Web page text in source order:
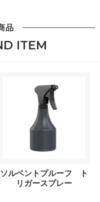
品
ITEM
ソルベントプルーフ ト
リガースプレー